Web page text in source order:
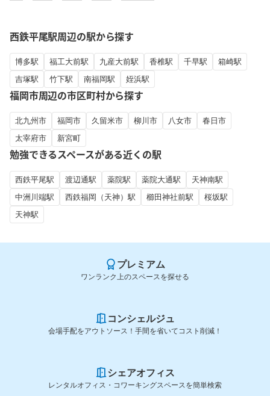
西鉄平尾駅周辺の駅から探す
博多駅 福工大前駅 九産大前駅 香椎駅 千早駅
箱崎駅
吉塚駅
竹下駅 南福岡駅 姪浜駅
福岡市周辺の市区町村から探す
北九州市 福岡市 久留米市 柳川市 八女市
春日市
太宰府市
新宮町
勉強できるスペースがある近くの駅
西鉄平尾駅 渡辺通駅 薬院駅 薬院大通駅
天神南駅
中洲川端駅
西鉄福岡（天神）駅 櫛田神社前駅
桜坂駅
天神駅
プレミアム
ワンランク上のスペースを探せる
コンシェルジュ
会場手配をアウトソース！手間を省いてコスト削減！
シェアオフィス
レンタルオフィス・コワーキングスペースを簡単検索